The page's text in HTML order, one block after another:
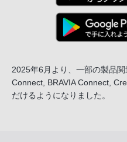
2025年6月より、一部の製品
Connect, BRAVIA Connect,
だけるようになりました。